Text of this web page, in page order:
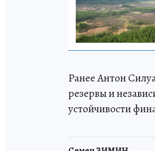
Ранее Антон
резервы и
устойчивости